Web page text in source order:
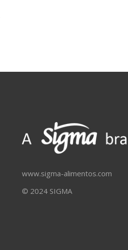
www.sigma-alimentos.com
© 2024 SIGMA